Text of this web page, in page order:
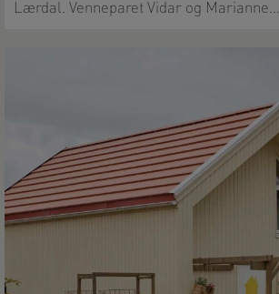
Lærdal. Venneparet Vidar og Marianne…